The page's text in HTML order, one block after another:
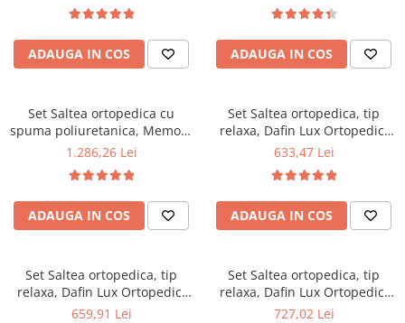
aerisire perimetral, Saltex,
plus 2 perne matlasate
microfibra 50x70cm, lavabile
la 60°C
ADAUGA IN COS
sistem de aerisire perimetral
Saltex plus 2 perne matlasate
microfibra 50x70cm, lavabile
la 60°C
ADAUGA IN COS
Set Saltea ortopedica cu
spuma poliuretanica, Memory
Foam 5 cm Paris,
sistem de aerisire perimetral
Saltex plus 2 perne matlasate
microfibra 50x70cm, lavabile
la 60°C
1.286,26 Lei
ADAUGA IN COS
Set Saltea ortopedica, tip
relaxa, Dafin Lux Ortopedic,
140x190x21cm, fermitate
Bonell, fata vara-iarna, sistem
de aerisire cu butoni, Salt
Confort plus 2 perne
matlasate microfibra
633,47 Lei
ADAUGA IN COS
Set Saltea ortopedica, tip
relaxa, Dafin Lux Ortopedic,
140x200x21cm, fermitate
659,91 Lei
Set Saltea ortopedica, tip
relaxa, Dafin Lux Ortopedic,
160x190x21cm, fermitate
727,02 Lei